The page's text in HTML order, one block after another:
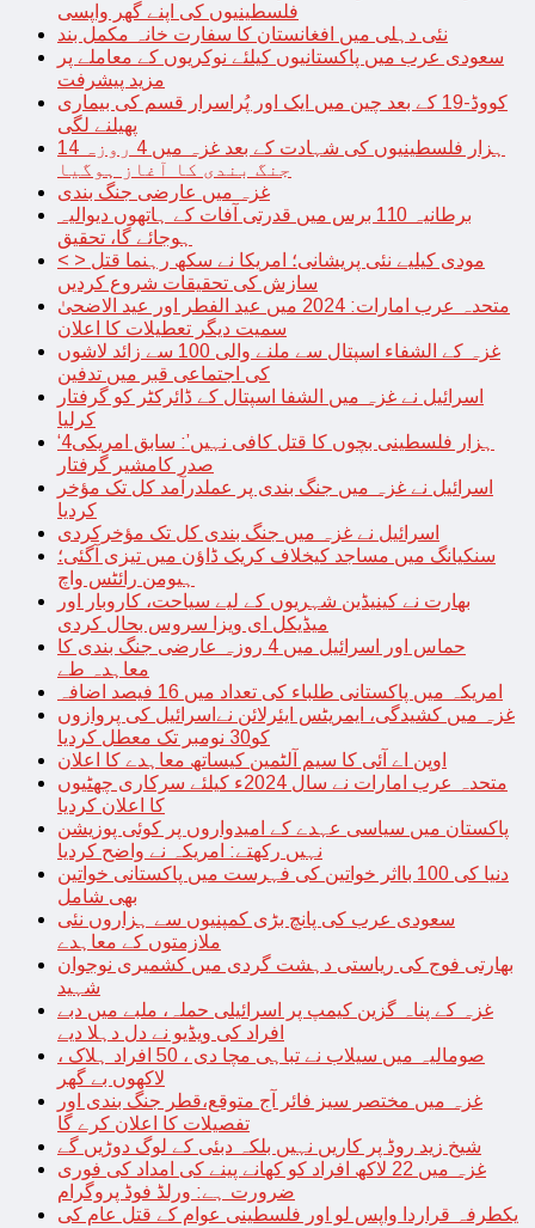
فلسطینیوں کی اپنے گھر واپسی
نئی دہلی میں افغانستان کا سفارت خانہ مکمل بند
سعودی عرب میں پاکستانیوں کیلئے نوکریوں کے معاملے پر
مزید پیشرفت
کووڈ-19 کے بعد چین میں ایک اور پُراسرار قسم کی بیماری
پھیلنے لگی
14 ہزار فلسطینیوں کی شہادت کے بعد غزہ میں 4 روزہ
جنگ بندی کا آغاز ہوگیا
غزہ میں عارضی جنگ بندی
برطانیہ 110 برس میں قدرتی آفات کے ہاتھوں دیوالیہ
ہوجائے گا، تحقیق
< > مودی کیلیے نئی پریشانی؛ امریکا نے سکھ رہنما قتل
سازش کی تحقیقات شروع کردیں
متحدہ عرب امارات: 2024 میں عید الفطر اور عید الاضحیٰ
سمیت دیگر تعطیلات کا اعلان
غزہ کے الشفاء اسپتال سے ملنے والی 100 سے زائد لاشوں
کی اجتماعی قبر میں تدفین
اسرائیل نے غزہ میں الشفا اسپتال کے ڈائرکٹر کو گرفتار
کرلیا
‘4ہزار فلسطینی بچوں کا قتل کافی نہیں’: سابق امریکی
صدر کامشیر گرفتار
اسرائیل نے غزہ میں جنگ بندی پر عملدرآمد کل تک مؤخر
کردیا
اسرائیل نے غزہ میں جنگ بندی کل تک مؤخرکردی
سنکیانگ میں مساجد کیخلاف کریک ڈاؤن میں تیزی آگئی؛
ہیومن رائٹس واچ
بھارت نے کینیڈین شہریوں کے لیے سیاحت، کاروبار اور
میڈیکل ای ویزا سروس بحال کردی
حماس اور اسرائیل میں 4 روزہ عارضی جنگ بندی کا
معاہدہ طے
امریکہ میں پاکستانی طلباء کی تعداد میں 16 فیصد اضافہ
غزہ میں کشیدگی، ایمریٹس ایئرلائن نےاسرائیل کی پروازوں
کو30 نومبر تک معطل کردیا
اوپن اے آئی کا سیم آلٹمین کیساتھ معاہدے کا اعلان
متحدہ عرب امارات نے سال 2024ء کیلئے سرکاری چھٹیوں
کا اعلان کردیا
پاکستان میں سیاسی عہدے کے امیدواروں پر کوئی پوزیشن
نہیں رکھتے: امریکہ نے واضح کردیا
دنیا کی 100 بااثر خواتین کی فہرست میں پاکستانی خواتین
بھی شامل
سعودی عرب کی پانچ بڑی کمپنیوں سے ہزاروں نئی
ملازمتوں کے معاہدے
بھارتی فوج کی ریاستی دہشت گردی میں کشمیری نوجوان
شہید
غزہ کے پناہ گزین کیمپ پر اسرائیلی حملہ، ملبے میں دبے
افراد کی ویڈیو نے دل دہلا دیے
صومالیہ میں سیلاب نے تباہی مچا دی ، 50 افراد ہلاک ،
لاکھوں بے گھر
غزہ میں مختصر سیز فائر آج متوقع،قطر جنگ بندی اور
تفصیلات کا اعلان کرے گا
شیخ زید روڈ پر کاریں نہیں بلکہ دبئی کے لوگ دوڑیں گے
غزہ میں 22 لاکھ افراد کو کھانے پینے کی امداد کی فوری
ضرورت ہے: ورلڈ فوڈ پروگرام
یکطرفہ قراردا واپس لو اور فلسطینی عوام کے قتل عام کی